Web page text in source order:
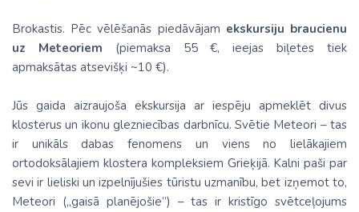
Brokastis. Pēc vēlēšanās piedāvājam ekskursiju braucienu
uz Meteoriem (piemaksa 55 €, ieejas biļetes tiek
apmaksātas atsevišķi ~10 €).
Jūs gaida aizraujoša ekskursija ar iespēju apmeklēt divus
klosterus un ikonu glezniecības darbnīcu. Svētie Meteori – tas
ir unikāls dabas fenomens un viens no lielākajiem
ortodoksālajiem klostera kompleksiem Grieķijā. Kalni paši par
sevi ir lieliski un izpelnījušies tūristu uzmanību, bet izņemot to,
Meteori („gaisā planējošie”) – tas ir kristīgo svētceļojums